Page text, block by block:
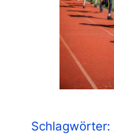
Schlagwörter: